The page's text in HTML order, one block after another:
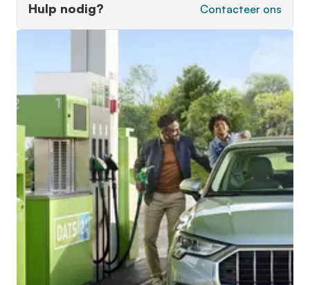
Hulp nodig? Contacteer ons